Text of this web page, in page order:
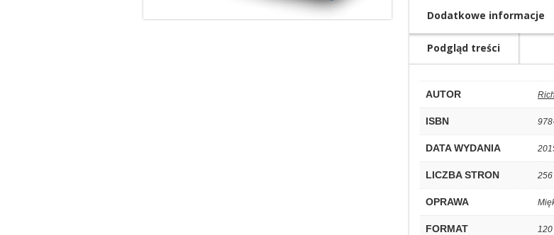
Dodatkowe informacje
Podgląd treści
AUTOR
ISBN
DATA WYDANIA
LICZBA STRON 256
OPRAWA
FORMAT 120